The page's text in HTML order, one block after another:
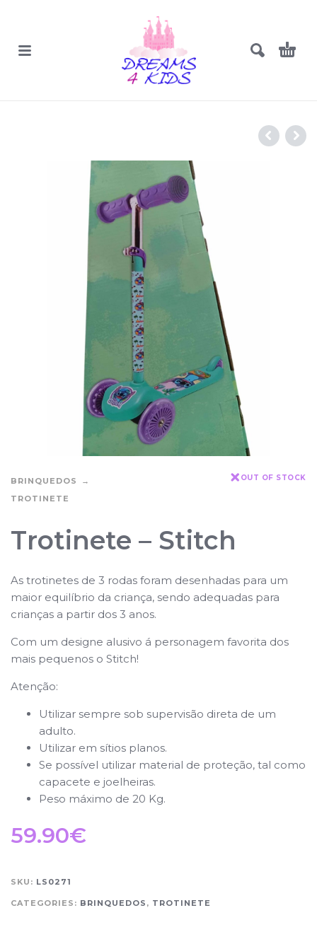
BRINQUEDOS
TROTINETE
OUT OF STOCK
Trotinete – Stitch
As trotinetes de 3 rodas foram desenhadas para um
maior equilíbrio da criança, sendo adequadas para
crianças a partir dos 3 anos.
Com um designe alusivo á personagem favorita dos
mais pequenos o Stitch!
Atenção:
Utilizar sempre sob supervisão direta de um
adulto.
Utilizar em sítios planos.
Se possível utilizar material de proteção, tal como
capacete e joelheiras.
Peso máximo de 20 Kg.
59.90€
SKU: LS0271
CATEGORIES: BRINQUEDOS , TROTINETE